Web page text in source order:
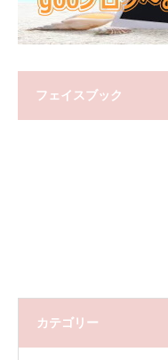
フェイスブック
カテゴリー